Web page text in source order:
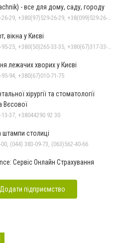
- все для дому, саду, городу
вікна у Києві
лежачих хворих у Києві
94, +380(67)010-71-75
хірургії та стоматології
Вєсової
37, +38044290 92 30
штампи столиці
(044) 383-09-73, (063)562-40-66
Сервіс Онлайн Страхування
Додати підприємство